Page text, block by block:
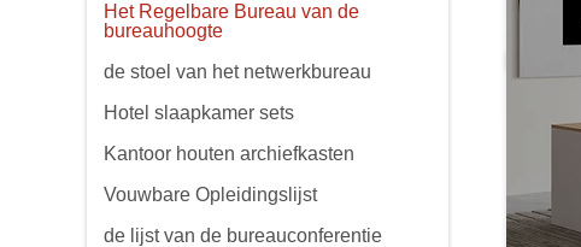
Het Regelbare Bureau van de
bureauhoogte
de stoel van het netwerkbureau
Hotel slaapkamer sets
Kantoor houten archiefkasten
Vouwbare Opleidingslijst
de lijst van de bureauconferentie